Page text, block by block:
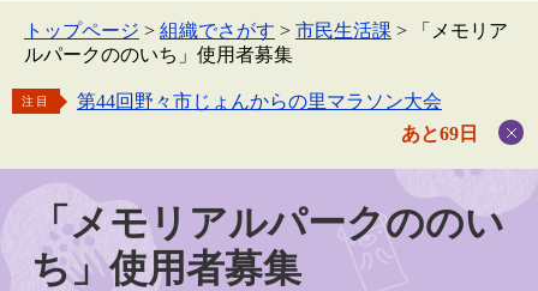
トップページ > 組織でさがす > 市民生活課 >
「メモリア
ルパークののいち」使用者募集
注目
第44回野々市じょんからの里マラソン大会
あと69日
「メモリアルパークののい
ち」使用者募集